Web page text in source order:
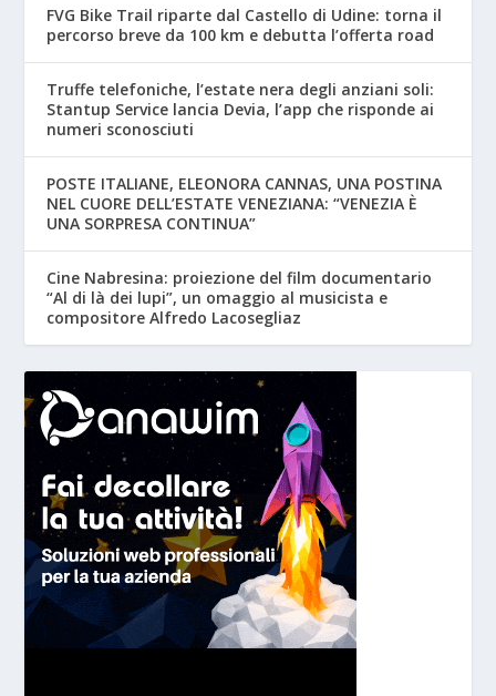
FVG Bike Trail riparte dal Castello di Udine: torna il
percorso breve da 100 km e debutta l’offerta road
Truffe telefoniche, l’estate nera degli anziani soli:
Stantup Service lancia Devia, l’app che risponde ai
numeri sconosciuti
POSTE ITALIANE, ELEONORA CANNAS, UNA POSTINA
NEL CUORE DELL’ESTATE VENEZIANA: “VENEZIA È
UNA SORPRESA CONTINUA”
Cine Nabresina: proiezione del film documentario
“Al di là dei lupi”, un omaggio al musicista e
compositore Alfredo Lacosegliaz